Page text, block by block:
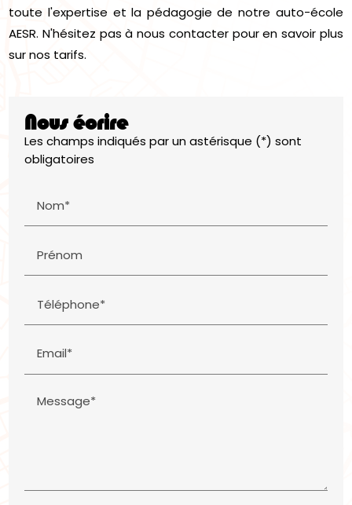
toute l'expertise et la pédagogie de notre auto-école
AESR. N'hésitez pas à nous contacter pour en savoir plus
sur nos tarifs.
Nous écrire
Les champs indiqués par un astérisque (*) sont
obligatoires
Nom*
Prénom
Téléphone*
Email*
Message*